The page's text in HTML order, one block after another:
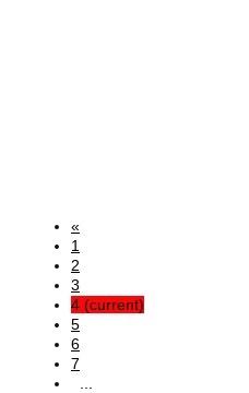
«
1
2
3
4 (current)
5
6
7